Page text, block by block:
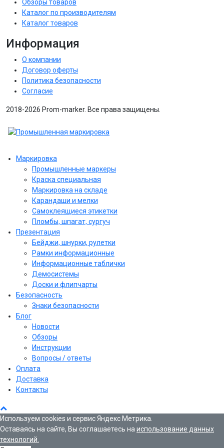
Обзоры товаров
Каталог по производителям
Каталог товаров
Информация
О компании
Договор оферты
Политика безопасности
Согласие
2018-2026 Prom-marker. Все права защищены.
Маркировка
Промышленные маркеры
Краска специальная
Маркировка на складе
Карандаши и мелки
Самоклеящиеся этикетки
Пломбы, шпагат, сургуч
Презентация
Бейджи, шнурки, рулетки
Рамки информационные
Информационные таблички
Демосистемы
Доски и флипчарты
Безопасность
Знаки безопасности
Блог
Новости
Обзоры
Инструкции
Вопросы / ответы
Оплата
Доставка
Контакты
Используем cookies и сервис Яндекс Метрика.
Оставаясь на сайте, Вы соглашаетесь наиспользование данных
технологий.